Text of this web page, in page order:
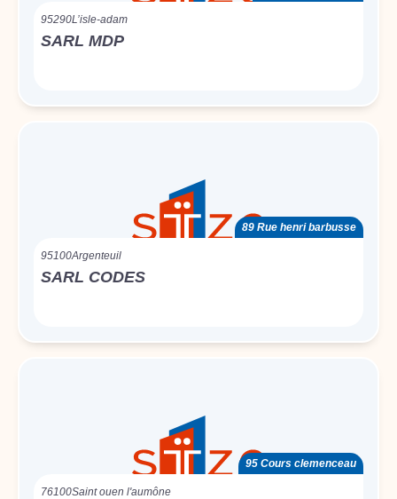
95290L’isle-adam
SARL MDP
89 Rue henri barbusse
95100Argenteuil
SARL CODES
95 Cours clemenceau
76100Saint ouen l'aumône